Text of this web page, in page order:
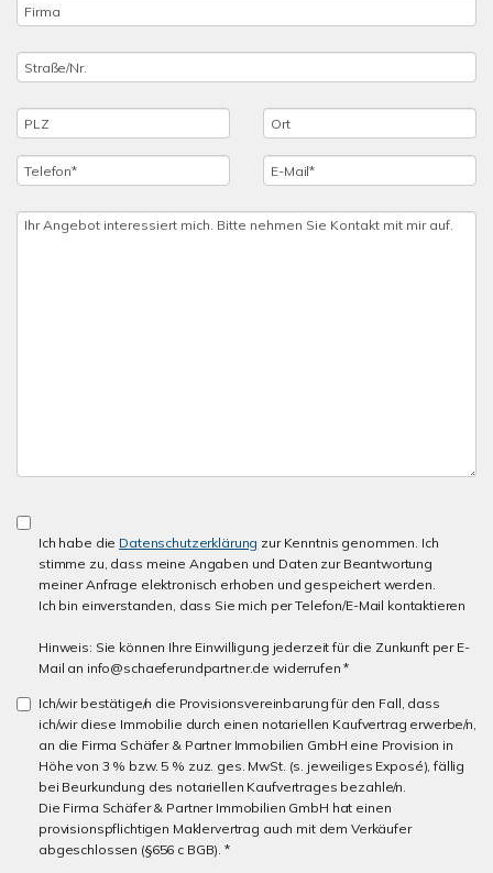
Ich habe die Datenschutzerklärung zur Kenntnis genommen. Ich
stimme zu, dass meine Angaben und Daten zur Beantwortung
meiner Anfrage elektronisch erhoben und gespeichert werden.
Ich bin einverstanden, dass Sie mich per Telefon/E-Mail kontaktieren
Hinweis: Sie können Ihre Einwilligung jederzeit für die Zunkunft per E-
Mail an info@schaeferundpartner.de widerrufen *
Ich/wir bestätige/n die Provisionsvereinbarung für den Fall, dass
ich/wir diese Immobilie durch einen notariellen Kaufvertrag erwerbe/n,
an die Firma Schäfer & Partner Immobilien GmbH eine Provision in
Höhe von 3 % bzw. 5 % zuz. ges. MwSt. (s. jeweiliges Exposé), fällig
bei Beurkundung des notariellen Kaufvertrages bezahle/n.
Die Firma Schäfer & Partner Immobilien GmbH hat einen
provisionspflichtigen Maklervertrag auch mit dem Verkäufer
abgeschlossen (§656 c BGB). *